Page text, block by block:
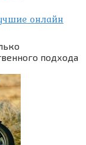
онлайн
подхода